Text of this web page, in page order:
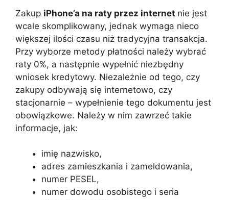
Zakup iPhone’a na raty przez internet nie jest
wcale skomplikowany, jednak wymaga nieco
większej ilości czasu niż tradycyjna transakcja.
Przy wyborze metody płatności należy wybrać
raty 0%, a następnie wypełnić niezbędny
wniosek kredytowy. Niezależnie od tego, czy
zakupy odbywają się internetowo, czy
stacjonarnie – wypełnienie tego dokumentu jest
obowiązkowe. Należy w nim zawrzeć takie
informacje, jak:
imię nazwisko,
adres zamieszkania i zameldowania,
numer PESEL,
numer dowodu osobistego i seria